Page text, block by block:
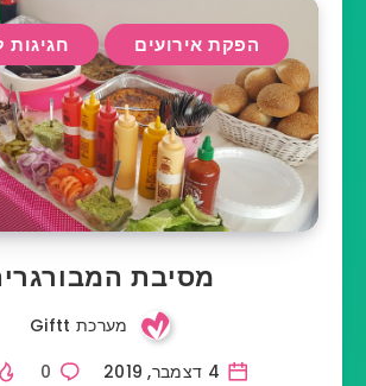
הפקת אירועים חגיגות
מסיבת
מערכת Giftt
0